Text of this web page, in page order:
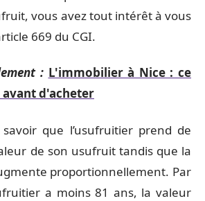
vous avez tout intérêt à vous
669 du CGI.
: L'immobilier à Nice : ce
d'acheter
que l’usufruitier prend de
de son usufruit tandis que la
proportionnellement. Par
a moins 81 ans, la valeur